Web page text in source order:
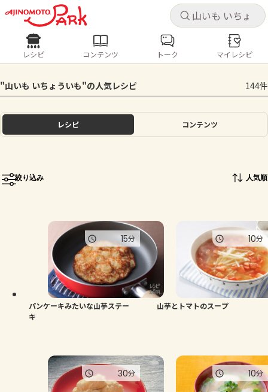
キャ
ログインするとレシピを保存できます
ログイン
ホーム
トーク
よくあるお問い合わせ
お買い物
キャ
レシピ コンテンツ
人気の食材・レシピ
きゅうり なす トマト とうもろこし
ピーマン
レシピ コンテンツ トーク マイレシピ
"山いも いちょういも"の人気レシピ 144件
レシピ コンテンツ
絞り込み 人気順
パンケーキみたいな山芋ステー
キ
15分
山芋とトマトのスープ
10分
30分 10分